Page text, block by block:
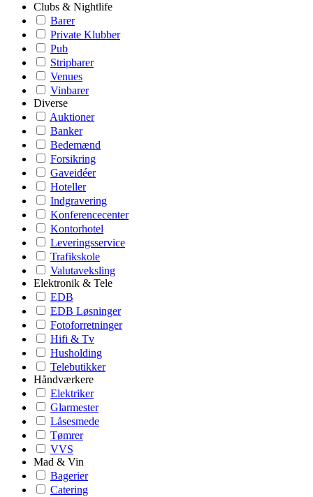
Clubs & Nightlife
Barer
Private Klubber
Pub
Stripbarer
Venues
Vinbarer
Diverse
Auktioner
Banker
Bedemænd
Forsikring
Gaveidéer
Hoteller
Indgravering
Konferencecenter
Kontorhotel
Leveringsservice
Trafikskole
Valutaveksling
Elektronik & Tele
EDB
EDB Løsninger
Fotoforretninger
Hifi & Tv
Husholding
Telebutikker
Håndværkere
Elektriker
Glarmester
Låsesmede
Tømrer
VVS
Mad & Vin
Bagerier
Catering